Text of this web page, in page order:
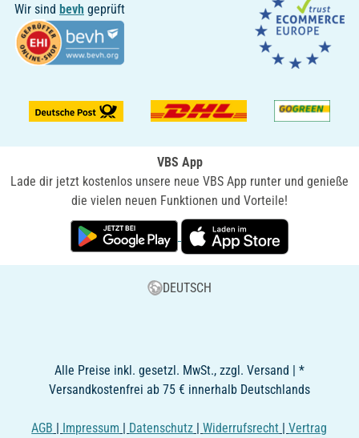
Wir sind bevh geprüft
VBS App
Lade dir jetzt kostenlos unsere neue VBS App runter und genieße
die vielen neuen Funktionen und Vorteile!
DEUTSCH
Alle Preise inkl. gesetzl. MwSt., zzgl. Versand | *
Versandkostenfrei ab 75 € innerhalb Deutschlands
AGB | Impressum | Datenschutz |Widerrufsrecht |Vertrag